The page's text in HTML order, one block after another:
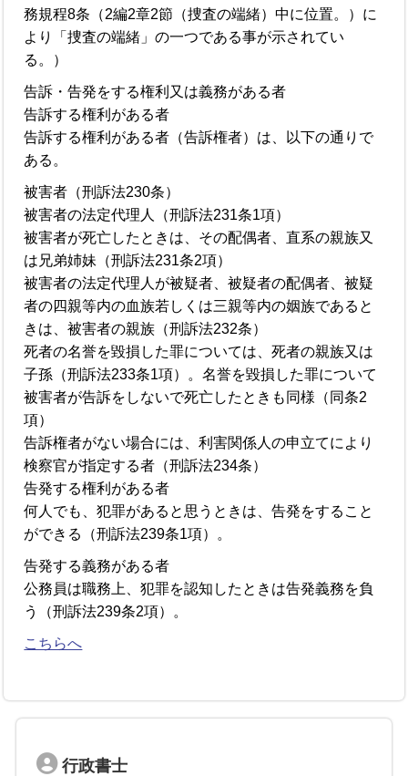
務規程8条（2編2章2節（捜査の端緒）中に位置。）に
より「捜査の端緒」の一つである事が示されてい
る。）
告訴・告発をする権利又は義務がある者
告訴する権利がある者
告訴する権利がある者（告訴権者）は、以下の通りで
ある。
被害者（刑訴法230条）
被害者の法定代理人（刑訴法231条1項）
被害者が死亡したときは、その配偶者、直系の親族又
は兄弟姉妹（刑訴法231条2項）
被害者の法定代理人が被疑者、被疑者の配偶者、被疑
者の四親等内の血族若しくは三親等内の姻族であると
きは、被害者の親族（刑訴法232条）
死者の名誉を毀損した罪については、死者の親族又は
子孫（刑訴法233条1項）。名誉を毀損した罪について
被害者が告訴をしないで死亡したときも同様（同条2
項）
告訴権者がない場合には、利害関係人の申立てにより
検察官が指定する者（刑訴法234条）
告発する権利がある者
何人でも、犯罪があると思うときは、告発をすること
ができる（刑訴法239条1項）。
告発する義務がある者
公務員は職務上、犯罪を認知したときは告発義務を負
う（刑訴法239条2項）。
こちらへ
行政書士